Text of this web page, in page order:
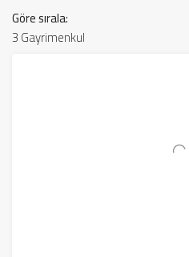
3 Gayrimenkul
Göre sırala: